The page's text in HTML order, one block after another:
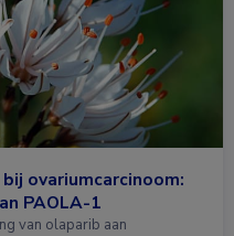
ovariumcarcinoom:
PAOLA-1
van olaparib aan